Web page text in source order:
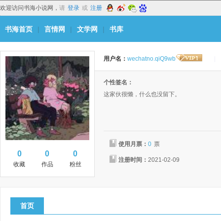
欢迎访问书海小说网， 请 登录 或 注册
书海首页 | 言情网 | 文学网 | 书库
0
收藏
0
作品
0
粉丝
用户名： wechatno.qiQ9wb
个性签名：
这家伙很懒，什么也没留下。
使用月票： 0 票
注册时间： 2021-02-09
首页